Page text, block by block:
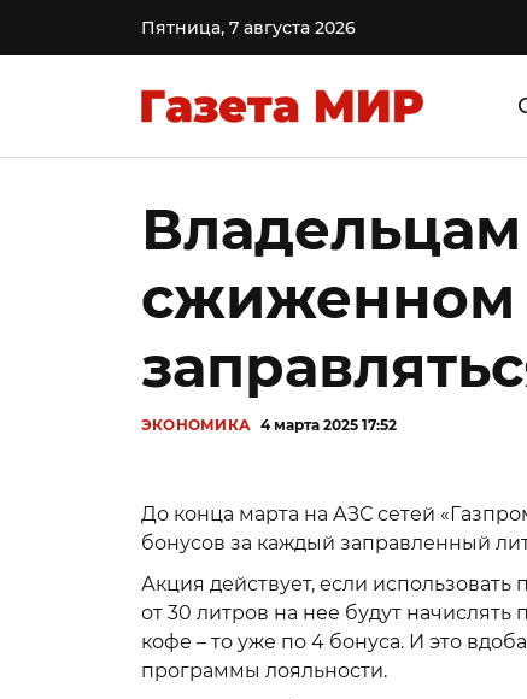
Пятница, 7 августа 2026
сжиженном
ЭКОНОМИКА 4 марта 2025 17:52
До конца марта на АЗС сетей
бонусов за каждый заправленный
Акция действует, если
от 30 литров на нее будут
кофе – то уже по 4 бонуса. И это
программы лояльности.